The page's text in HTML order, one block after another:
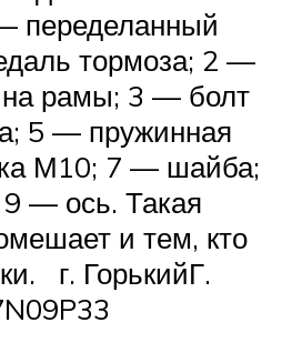
переделанный
тормоза; 2 —
рамы; 3 — болт
5 — пружинная
М10; 7 — шайба;
— ось. Такая
и тем, кто
г. ГорькийГ.